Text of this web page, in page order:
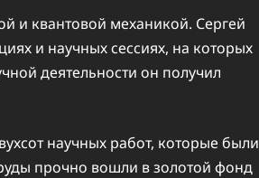
и квантовой механикой. Сергей
и научных сессиях, на которых
деятельности он получил
научных работ, которые были
прочно вошли в золотой фонд